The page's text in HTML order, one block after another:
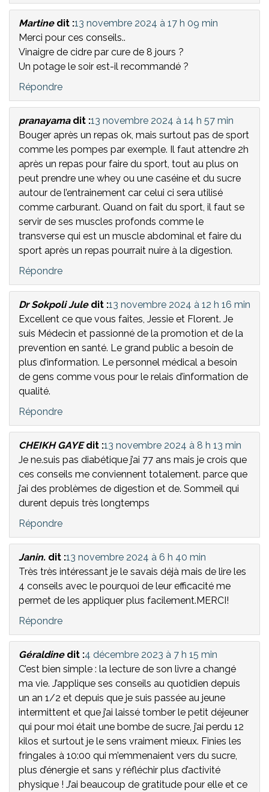
Martine dit :13 novembre 2024 à 17 h 09 min
Merci pour ces conseils..
Vinaigre de cidre par cure de 8 jours ?
Un potage le soir est-il recommandé ?
Répondre
pranayama dit :13 novembre 2024 à 14 h 57 min
Bouger après un repas ok, mais surtout pas de sport
comme les pompes par exemple. Il faut attendre 2h
après un repas pour faire du sport, tout au plus on
peut prendre une whey ou une caséine et du sucre
autour de l’entrainement car celui ci sera utilisé
comme carburant. Quand on fait du sport, il faut se
servir de ses muscles profonds comme le
transverse qui est un muscle abdominal et faire du
sport après un repas pourrait nuire à la digestion.
Répondre
Dr Sokpoli Jule dit :13 novembre 2024 à 12 h 16 min
Excellent ce que vous faites, Jessie et Florent. Je
suis Médecin et passionné de la promotion et de la
prevention en santé. Le grand public a besoin de
plus d’information. Le personnel médical a besoin
de gens comme vous pour le relais d’information de
qualité.
Répondre
CHEIKH GAYE dit :13 novembre 2024 à 8 h 13 min
Je ne.suis pas diabétique j’ai 77 ans mais je crois que
ces conseils me conviennent totalement. parce que
j’ai des problèmes de digestion et de. Sommeil qui
durent depuis très longtemps
Répondre
Janin. dit :13 novembre 2024 à 6 h 40 min
Très très intéressant je le savais déjà mais de lire les
4 conseils avec le pourquoi de leur efficacité me
permet de les appliquer plus facilement.MERCI!
Répondre
Géraldine dit :4 décembre 2023 à 7 h 15 min
C’est bien simple : la lecture de son livre a changé
ma vie. J’applique ses conseils au quotidien depuis
un an 1/2 et depuis que je suis passée au jeune
intermittent et que j’ai laissé tomber le petit déjeuner
qui pour moi était une bombe de sucre, j’ai perdu 12
kilos et surtout je le sens vraiment mieux. Finies les
fringales à 10:00 qui m’emmenaient vers du sucre,
plus d’énergie et sans y réfléchir plus d’activité
physique ! J’ai beaucoup de gratitude pour elle et ce